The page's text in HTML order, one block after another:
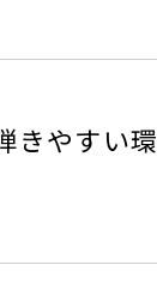
きやすい